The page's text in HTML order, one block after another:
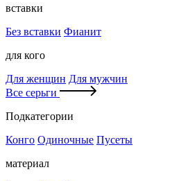
вставки
Без вставки Фианит
для кого
Для женщин Для мужчин
Все серьги
Подкатегории
Конго Одиночные Пусеты
материал